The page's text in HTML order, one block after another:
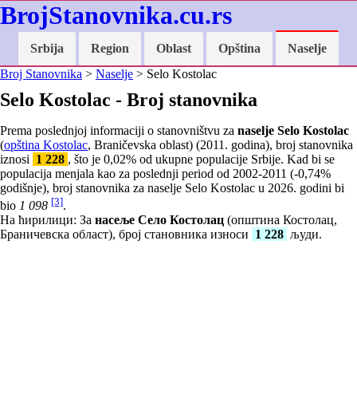
BrojStanovnika.cu.rs
Srbija Region Oblast Opština
Naselje
Broj Stanovnika > Naselje > Selo Kostolac
Selo Kostolac - Broj stanovnika
Prema poslednjoj informaciji o stanovništvu za naselje Selo Kostolac
(opština Kostolac, Braničevska oblast) (2011. godina), broj stanovnika
iznosi 1 228 , što je 0,02% od ukupne populacije Srbije. Kad bi se
populacija menjala kao za poslednji period od 2002-2011 (-0,74%
godišnje), broj stanovnika za naselje Selo Kostolac u 2026. godini bi
bio 1 098 [3].
На ћирилици: За насеље Село Костолац (општина Костолац,
Браничевска област), број становника износи 1 228 људи.